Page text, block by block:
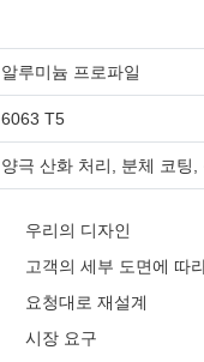
알루미늄 프로파일
6063 T5
양극 산화 처리, 분체 코팅
우리의 디자인
고객의 세부 도면에 따
요청대로 재설계
시장 요구